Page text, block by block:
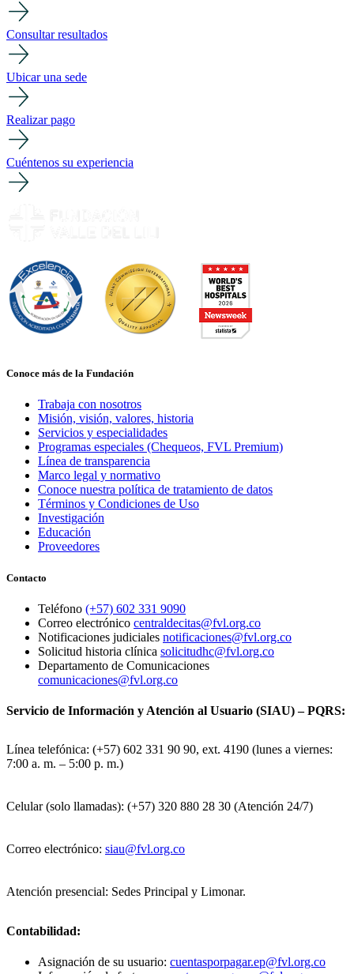
Consultar resultados
Ubicar una sede
Realizar pago
Cuéntenos su experiencia
Conoce más de la Fundación
Trabaja con nosotros
Misión, visión, valores, historia
Servicios y especialidades
Programas especiales (Chequeos, FVL Premium)
Línea de transparencia
Marco legal y normativo
Conoce nuestra política de tratamiento de datos
Términos y Condiciones de Uso
Investigación
Educación
Proveedores
Contacto
Teléfono (+57) 602 331 9090
Correo electrónico centraldecitas@fvl.org.co
Notificaciones judiciales notificaciones@fvl.org.co
Solicitud historia clínica solicitudhc@fvl.org.co
Departamento de Comunicaciones
comunicaciones@fvl.org.co
Servicio de Información y Atención al Usuario (SIAU) – PQRS:
Línea telefónica: (+57) 602 331 90 90, ext. 4190 (lunes a viernes:
7:00 a. m. – 5:00 p. m.)
Celular (solo llamadas): (+57) 320 880 28 30 (Atención 24/7)
Correo electrónico: siau@fvl.org.co
Atención presencial: Sedes Principal y Limonar.
Contabilidad:
Asignación de su usuario: cuentasporpagar.ep@fvl.org.co